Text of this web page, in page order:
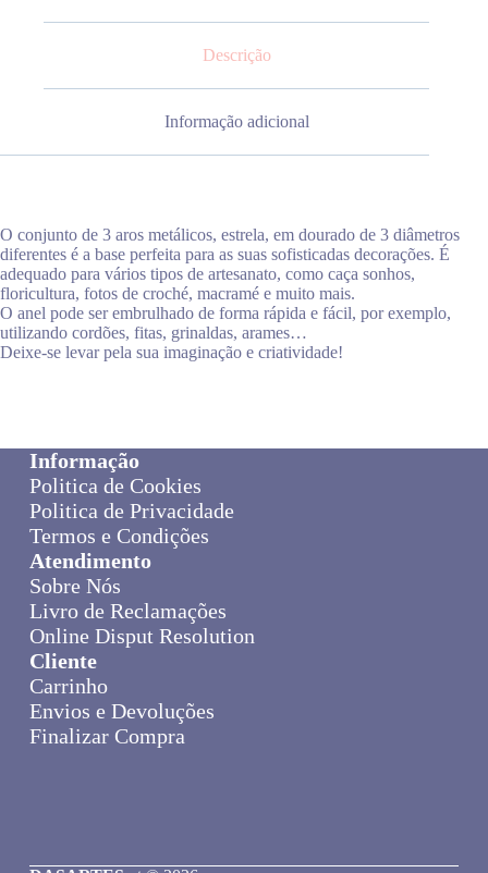
Descrição
Informação adicional
O conjunto de 3 aros metálicos, estrela, em dourado de 3 diâmetros
diferentes é a base perfeita para as suas sofisticadas decorações. É
adequado para vários tipos de artesanato, como caça sonhos,
floricultura, fotos de croché, macramé e muito mais.
O anel pode ser embrulhado de forma rápida e fácil, por exemplo,
utilizando cordões, fitas, grinaldas, arames…
Deixe-se levar pela sua imaginação e criatividade!
Informação
Politica de Cookies
Politica de Privacidade
Termos e Condições
Atendimento
Sobre Nós
Livro de Reclamações
Online Disput Resolution
Cliente
Carrinho
Envios e Devoluções
Finalizar Compra